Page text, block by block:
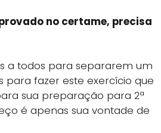
no certame, precisa
a todos para separarem um
para fazer este exercício que
sua preparação para 2ª
é apenas sua vontade de